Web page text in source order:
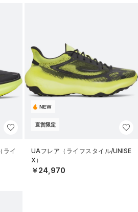
ライ
NEW
直営限定
UAフレア（ライフスタイル/UNISE
X）
￥24,970